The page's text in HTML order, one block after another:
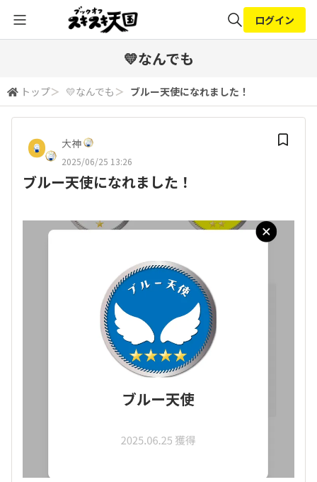
検索
ログイン
💛なんでも
トップ＞ 💛なんでも ＞ ブルー天使になれました！
大神
2025/06/25 13:26
ブルー天使になれました！